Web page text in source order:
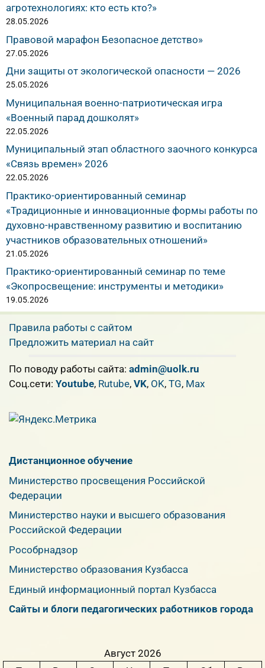
агротехнологиях: кто есть кто?»
28.05.2026
Правовой марафон Безопасное детство»
27.05.2026
Дни защиты от экологической опасности — 2026
25.05.2026
Муниципальная военно-патриотическая игра
«Военный парад дошколят»
22.05.2026
Муниципальный этап областного заочного конкурса
«Связь времен» 2026
22.05.2026
Практико-ориентированный семинар
«Традиционные и инновационные формы работы по
духовно-нравственному развитию и воспитанию
участников образовательных отношений»
21.05.2026
Практико-ориентированный семинар по теме
«Экопросвещение: инструменты и методики»
19.05.2026
Правила работы с сайтом
Предложить материал на сайт
По поводу работы сайта: admin@uolk.ru
Cоц.сети: Youtube, Rutube, VK, OK, TG, Max
Дистанционное обучение
Министерство просвещения Российской
Федерации
Министерство науки и высшего образования
Российской Федерации
Рособрнадзор
Министерство образования Кузбасса
Единый информационный портал Кузбасса
Сайты и блоги педагогических работников города
Август 2026